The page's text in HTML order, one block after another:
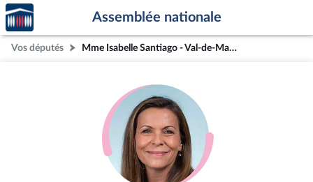
Aller au contenu
Aller en bas de la page
Accèder
à la
page
d'accueil
Assemblée nationale
Vos députés Mme Isabelle Santiago - Val-de-Marne (9e circonscription)